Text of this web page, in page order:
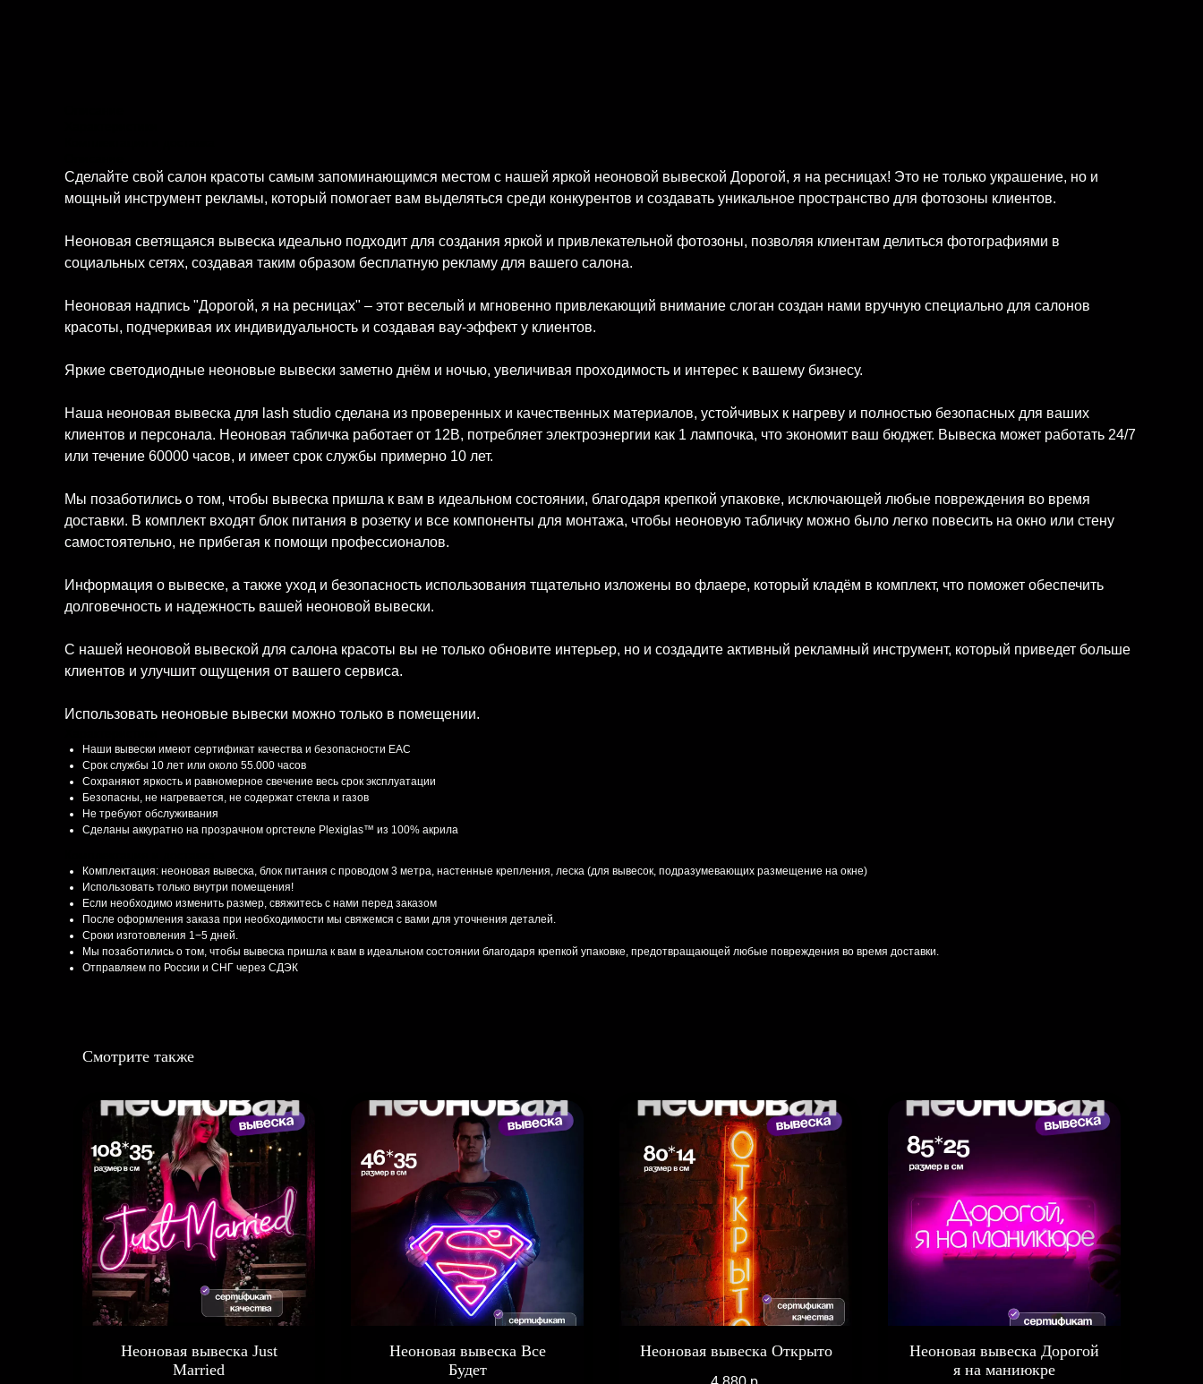
Сделайте свой салон красоты самым запоминающимся местом с нашей яркой неоновой вывеской Дорогой, я на ресницах! Это не только украшение, но и
мощный инструмент рекламы, который помогает вам выделяться среди конкурентов и создавать уникальное пространство для фотозоны клиентов.
Неоновая светящаяся вывеска идеально подходит для создания яркой и привлекательной фотозоны, позволяя клиентам делиться фотографиями в
социальных сетях, создавая таким образом бесплатную рекламу для вашего салона.
Неоновая надпись "Дорогой, я на ресницах" – этот веселый и мгновенно привлекающий внимание слоган создан нами вручную специально для салонов
красоты, подчеркивая их индивидуальность и создавая вау-эффект у клиентов.
Яркие светодиодные неоновые вывески заметно днём и ночью, увеличивая проходимость и интерес к вашему бизнесу.
Наша неоновая вывеска для lash studio сделана из проверенных и качественных материалов, устойчивых к нагреву и полностью безопасных для ваших
клиентов и персонала. Неоновая табличка работает от 12В, потребляет электроэнергии как 1 лампочка, что экономит ваш бюджет. Вывеска может работать 24/7
или течение 60000 часов, и имеет срок службы примерно 10 лет.
Мы позаботились о том, чтобы вывеска пришла к вам в идеальном состоянии, благодаря крепкой упаковке, исключающей любые повреждения во время
доставки. В комплект входят блок питания в розетку и все компоненты для монтажа, чтобы неоновую табличку можно было легко повесить на окно или стену
самостоятельно, не прибегая к помощи профессионалов.
Информация о вывеске, а также уход и безопасность использования тщательно изложены во флаере, который кладём в комплект, что поможет обеспечить
долговечность и надежность вашей неоновой вывески.
С нашей неоновой вывеской для салона красоты вы не только обновите интерьер, но и создадите активный рекламный инструмент, который приведет больше
клиентов и улучшит ощущения от вашего сервиса.
Использовать неоновые вывески можно только в помещении.
Наши вывески имеют сертификат качества и безопасности EAC
Срок службы 10 лет или около 55.000 часов
Сохраняют яркость и равномерное свечение весь срок эксплуатации
Безопасны, не нагревается, не содержат стекла и газов
Не требуют обслуживания
Сделаны аккуратно на прозрачном оргстекле Plexiglas™ из 100% акрила
Комплектация: неоновая вывеска, блок питания с проводом 3 метра, настенные крепления, леска (для вывесок, подразумевающих размещение на окне)
Использовать только внутри помещения!
Если необходимо изменить размер, свяжитесь с нами перед заказом
После оформления заказа при необходимости мы свяжемся с вами для уточнения деталей.
Сроки изготовления 1−5 дней.
Мы позаботились о том, чтобы вывеска пришла к вам в идеальном состоянии благодаря крепкой упаковке, предотвращающей любые повреждения во время доставки.
Отправляем по России и СНГ через СДЭК
Смотрите также
Неоновая вывеска Just
Married
Неоновая вывеска Все
Будет
Неоновая вывеска Открыто
Неоновая вывеска Дорогой
я на маниюкре